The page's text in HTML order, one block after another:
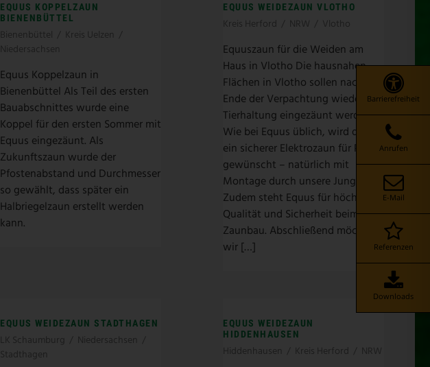
Barrierefreiheit
Anrufen
E-Mail
Referenzen
Downloads
EQUUS KOPPELZAUN
BIENENBÜTTEL
Bienenbüttel Kreis Uelzen
Niedersachsen
Equus Koppelzaun in
Bienenbüttel Als Teil des ersten
Bauabschnittes wurde eine
Koppel für den ersten Sommer mit
Equus eingezäunt. Als
Zukunftszaun wurde der
Pfostenabstand und Durchmesser
so gewählt, dass später ein
Halbriegelzaun erstellt werden
kann.
EQUUS WEIDEZAUN VLOTHO
Kreis Herford NRW Vlotho
Equuszaun für die Weiden am
Haus in Vlotho Die hausnahen
Flächen in Vlotho sollen nach
Ende der Verpachtung wieder zur
Tierhaltung eingezäunt werden.
Wie bei Equus üblich, wird dazu
ein sicherer Elektrozaun für Pferde
gewünscht – natürlich mit
Montage durch unsere Jungs…
Zudem steht Equus für höchste
Qualität und Sicherheit beim
Zaunbau. Abschließend möchten
wir […]
EQUUS WEIDEZAUN STADTHAGEN
LK Schaumburg Niedersachsen
Stadthagen
EQUUS WEIDEZAUN
HIDDENHAUSEN
Hiddenhausen Kreis Herford NRW